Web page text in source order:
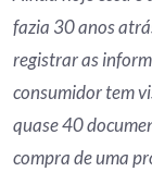
fazia 30 anos
registrar as
consumidor tem
quase 40
compra de uma